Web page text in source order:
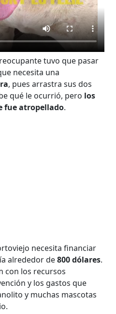
tuvo que pasar
necesita una
, pues arrastra sus dos
qué le ocurrió, pero los
fue atropellado.
necesita financiar
alrededor de800 dólares.
con los recursos
y los gastos que
y muchas mascotas